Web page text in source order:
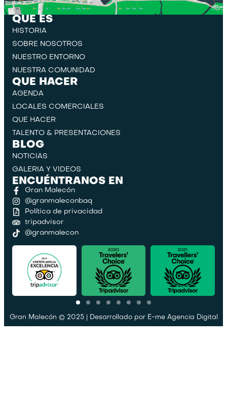
QUE ES
HISTORIA
SOBRE NOSOTROS
NUESTRO ENTORNO
NUESTRA COMUNIDAD
QUE HACER
AGENDA
LOCALES COMERCIALES
QUE HACER
TALENTO & PRESENTACIONES
BLOG
NOTICIAS
GALERIA Y VIDEOS
ENCUÉNTRANOS EN
Gran Malecón
@granmaleconbaq
Política de privacidad
tripadvisor
@granmalecon
Gran Malecón © 2025 | Desarrollado por E-me Agencia Digital